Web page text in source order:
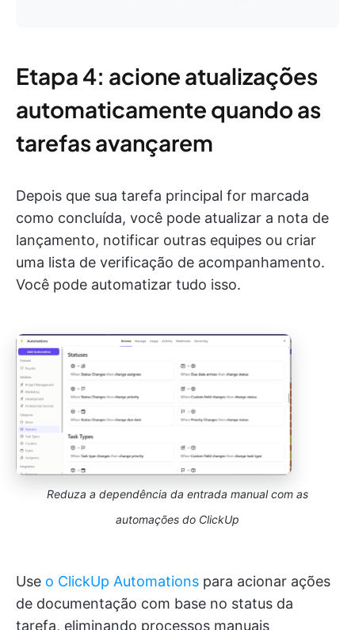
Etapa 4: acione atualizações
automaticamente quando as
tarefas avançarem
Depois que sua tarefa principal for marcada
como concluída, você pode atualizar a nota de
lançamento, notificar outras equipes ou criar
uma lista de verificação de acompanhamento.
Você pode automatizar tudo isso.
Reduza a dependência da entrada manual com as
automações do ClickUp
Use o ClickUp Automations para acionar ações
de documentação com base no status da
tarefa, eliminando processos manuais